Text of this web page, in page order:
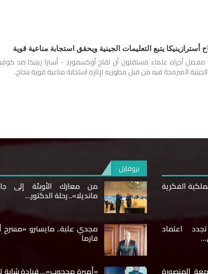
أسترازينيكا يتبع التعليمات الجينية ويحقق استجابة مناعية قوية
المبرمجة فيه من قبل مطوريه لإثارة استجابة مناعية قوية بنجاح.
الفكرية
اعتماد
المنصورة
بروفايل
من معارك الأوبئة إلى
مانديلا».. رحلة الدكتور…
مجدي علبة.. مايسترو «مسرح
فارما
«أميرة محجوب»… قيادة